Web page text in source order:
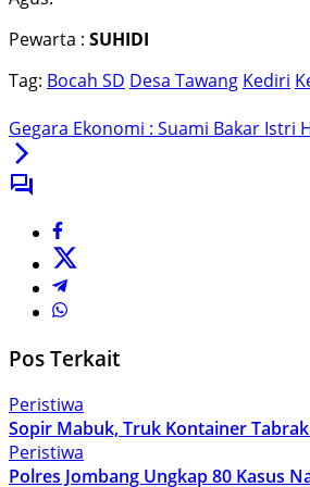
Pewarta : SUHIDI
Tag: Bocah SD Desa Tawang Kediri
Gegara Ekonomi : Suami Bakar Istri
Pos Terkait
Peristiwa
Sopir Mabuk, Truk Kontainer
Peristiwa
Polres Jombang Ungkap 80 Kasus